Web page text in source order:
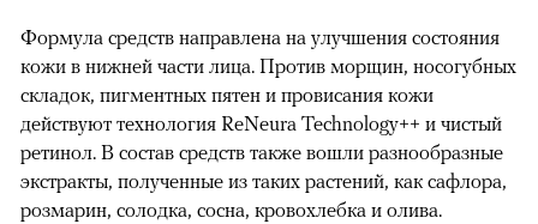
Формула средств направлена на улучшения состояния
кожи в нижней части лица. Против морщин, носогубных
складок, пигментных пятен и провисания кожи
действуют технология ReNeura Technology++ и чистый
ретинол. В состав средств также вошли разнообразные
экстракты, полученные из таких растений, как сафлора,
розмарин, солодка, сосна, кровохлебка и олива.